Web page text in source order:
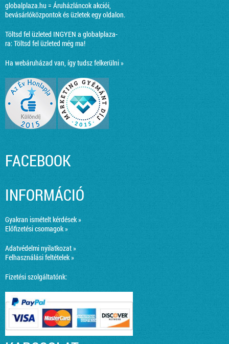
globalplaza.hu = Áruházláncok akciói,
bevásárlóközpontok és üzletek egy oldalon.
Töltsd fel üzleted INGYEN a globalplaza-
ra:Töltsd fel üzleted még ma!
Ha webáruházad van, így tudsz felkerülni »
FACEBOOK
INFORMÁCIÓ
Gyakran ismételt kérdések »
Előfizetési csomagok »
Adatvédelmi nyilatkozat »
Felhasználási feltételek »
Fizetési szolgáltatónk: